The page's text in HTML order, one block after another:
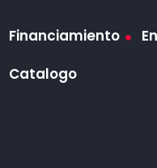
Financiamiento
Catalogo